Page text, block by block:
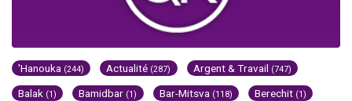
'Hanouka (244) Actualité (287) Argent & Travail (747)
Balak (1) Bamidbar (1) Bar-Mitsva (118) Berechit (1)